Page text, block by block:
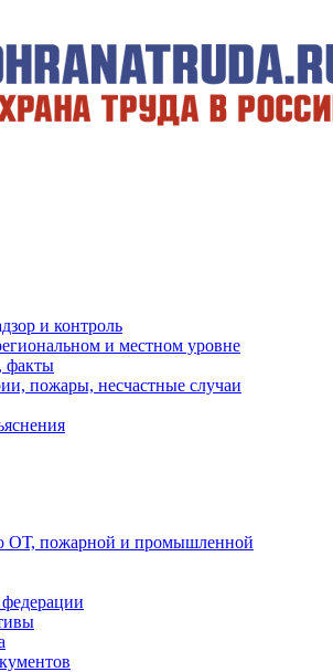
и контроль
и местном уровне
факты
пожары, несчастные случаи
ОТ, пожарной и промышленной